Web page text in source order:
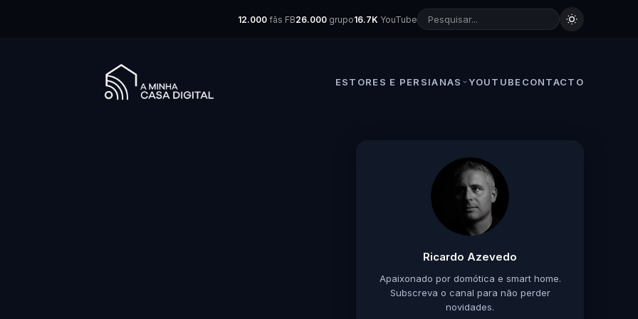
12.000 fãs FB26.000 grupo16.7K YouTube
ESTORES E PERSIANAS YOUTUBE CONTACTO
Ricardo Azevedo
Apaixonado por domótica e smart home.
Subscreva o canal para não perder
novidades.